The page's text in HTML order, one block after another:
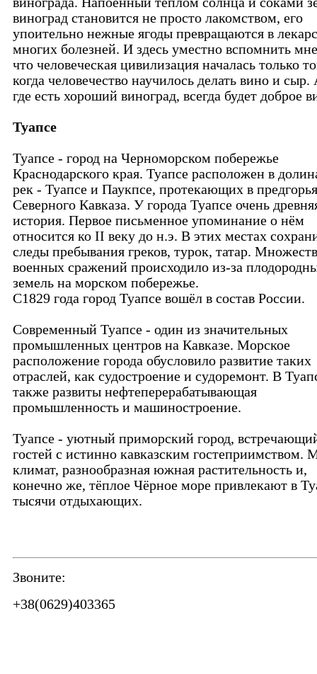
виноград становится не просто лакомством, его
упоительно нежные ягоды превращаются в
многих болезней. И здесь уместно вспомнить
что человеческая цивилизация началась только
когда человечество научилось делать вино и
где есть хороший виноград, всегда будет доброе
Туапсе
Туапсе - город на Черноморском побережье
Краснодарского края. Туапсе расположен в
рек - Туапсе и Паукпсе, протекающих в
Северного Кавказа. У города Туапсе очень
история. Первое письменное упоминание о нём
относится ко II веку до н.э. В этих местах
следы пребывания греков, турок, татар.
военных сражений происходило из-за
земель на морском побережье.
С1829 года город Туапсе вошёл в состав России.
Современный Туапсе - один из значительных
промышленных центров на Кавказе. Морское
расположение города обусловило развитие таких
отраслей, как судостроение и судоремонт. В
также развиты нефтеперерабатывающая
промышленность и машиностроение.
Туапсе - уютный приморский город,
гостей с истинно кавказским гостеприимством.
климат, разнообразная южная растительность и,
конечно же, тёплое Чёрное море привлекают в
тысячи отдыхающих.
Звоните:
+38(0629)403365